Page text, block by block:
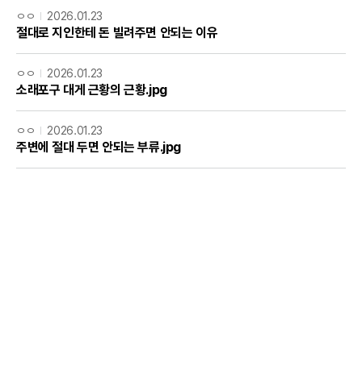
ㅇㅇ 2026.01.23
절대로 지인한테 돈 빌려주면 안되는 이유
ㅇㅇ 2026.01.23
소래포구 대게 근황의 근황.jpg
ㅇㅇ 2026.01.23
주변에 절대 두면 안되는 부류.jpg